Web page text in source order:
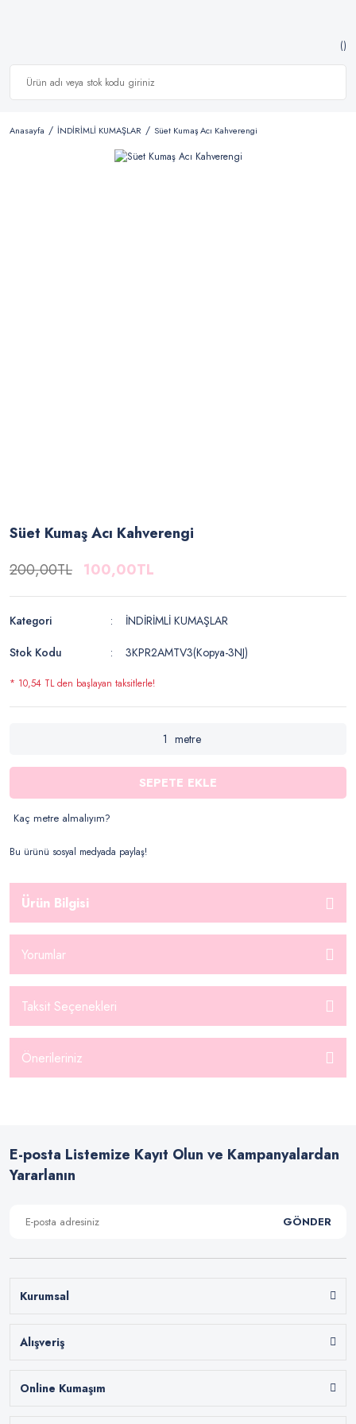
Anasayfa İNDİRİMLİ KUMAŞLAR Süet Kumaş Acı Kahverengi
Süet Kumaş Acı Kahverengi
200,00TL 100,00TL
Kategori
İNDİRİMLİ KUMAŞLAR
Stok Kodu
3KPR2AMTV3(Kopya-3NJ)
* 10,54 TL den başlayan taksitlerle!
metre
SEPETE EKLE
Kaç metre almalıyım?
Bu ürünü sosyal medyada paylaş!
Ürün Bilgisi
Yorumlar
Taksit Seçenekleri
Önerileriniz
E-posta Listemize Kayıt Olun ve Kampanyalardan
Yararlanın
GÖNDER
Kurumsal
Alışveriş
Online Kumaşım